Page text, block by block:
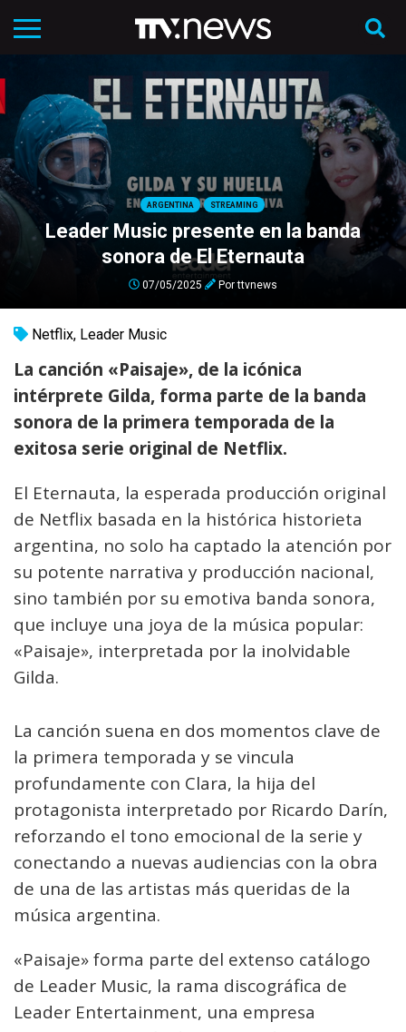
ARGENTINA STREAMING
Leader Music presente en la banda
sonora de El Eternauta
07/05/2025 Porttvnews
Netflix, Leader Music
La canción «Paisaje», de la icónica
intérprete Gilda, forma parte de la banda
sonora de la primera temporada de la
exitosa serie original de Netflix.
El Eternauta, la esperada producción original
de Netflix basada en la histórica historieta
argentina, no solo ha captado la atención por
su potente narrativa y producción nacional,
sino también por su emotiva banda sonora,
que incluye una joya de la música popular:
«Paisaje», interpretada por la inolvidable
Gilda.
La canción suena en dos momentos clave de
la primera temporada y se vincula
profundamente con Clara, la hija del
protagonista interpretado por Ricardo Darín,
reforzando el tono emocional de la serie y
conectando a nuevas audiencias con la obra
de una de las artistas más queridas de la
música argentina.
«Paisaje» forma parte del extenso catálogo
de Leader Music, la rama discográfica de
Leader Entertainment, una empresa